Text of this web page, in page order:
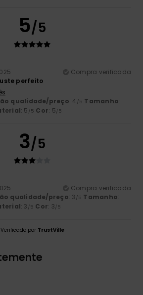
5/5
Compra verificada
perfeito
qualidade/preço: 4 /5 Tamanho:
: 5 /5 Cor: 5/5
3/5
Compra verificada
qualidade/preço: 3 /5 Tamanho:
: 3 /5 Cor: 3/5
Verificado por TrustVille